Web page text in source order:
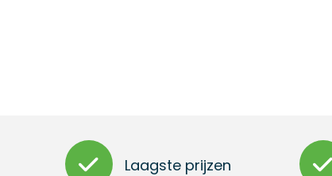
Laagste prijzen